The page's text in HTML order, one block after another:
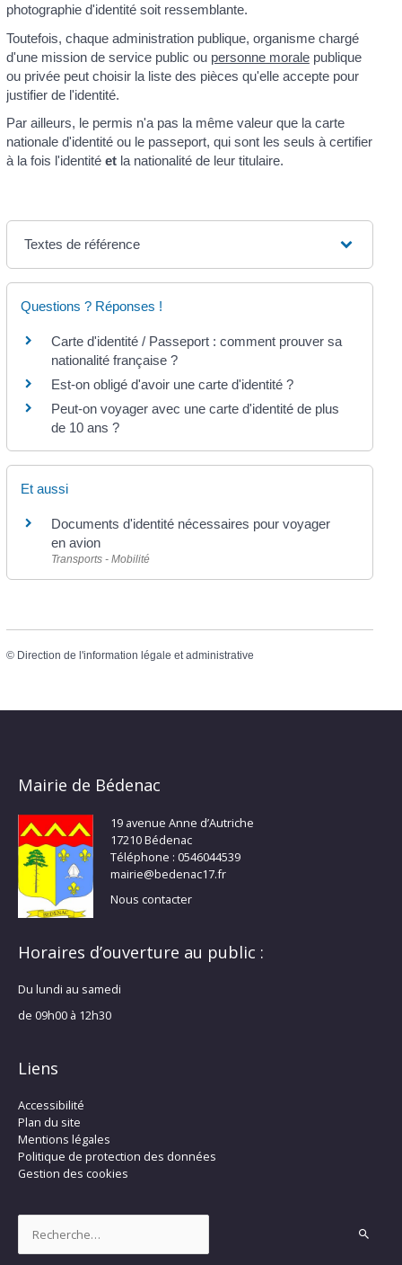
photographie d'identité soit ressemblante.
Toutefois, chaque administration publique, organisme chargé
d'une mission de service public ou personne moralepublique
ou privée peut choisir la liste des pièces qu'elle accepte pour
justifier de l'identité.
Par ailleurs, le permis n'a pas la même valeur que la carte
nationale d'identité ou le passeport, qui sont les seuls à certifier
à la fois l'identité etla nationalité de leur titulaire.
Textes de référence
Questions ? Réponses !
Carte d'identité / Passeport : comment prouver sa
nationalité française ?
Est-on obligé d'avoir une carte d'identité ?
Peut-on voyager avec une carte d'identité de plus
de 10 ans ?
Et aussi
Documents d'identité nécessaires pour voyager
en avion
Transports - Mobilité
© Direction de l'information légale et administrative
Mairie de Bédenac
19 avenue Anne d’Autriche
17210 Bédenac
Téléphone : 0546044539
mairie@bedenac17.fr
Nous contacter
Horaires d’ouverture au public :
Du lundi au samedi
de 09h00 à 12h30
Liens
Accessibilité
Plan du site
Mentions légales
Politique de protection des données
Gestion des cookies